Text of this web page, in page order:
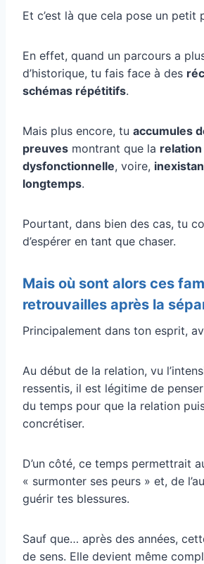
Et c’est là que cela pose un petit
En effet, quand un parcours a
d’historique, tu fais face à des
schémas répétitifs.
Mais plus encore, tu accumules
preuves montrant que la
dysfonctionnelle, voire,
longtemps.
Pourtant, dans bien des cas, tu
d’espérer en tant que chaser.
Mais où sont alors ces
retrouvailles après la
Principalement dans ton esprit,
Au début de la relation, vu
ressentis, il est légitime de
du temps pour que la relation
concrétiser.
D’un côté, ce temps permettrait
« surmonter ses peurs » et, de
guérir tes blessures.
Sauf que… après des années,
de sens. Elle devient même